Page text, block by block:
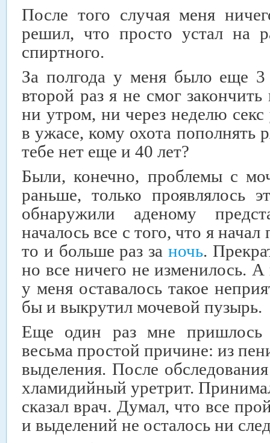
После того случая меня
решил, что просто устал на
спиртного.
За полгода у меня было еще
второй раз я не смог
ни утром, ни через неделю
в ужасе, кому охота пополнять
тебе нет еще и 40 лет?
Были, конечно, проблемы с
раньше, только проявлялось
обнаружили аденому
началось все с того, что я
то и больше раз за ночь.
но все ничего не изменилось.
у меня оставалось такое
бы и выкрутил мочевой пузырь.
Еще один раз мне пришлось
весьма простой причине: из
выделения. После
хламидийный уретрит.
сказал врач. Думал, что все
и выделений не осталось ни